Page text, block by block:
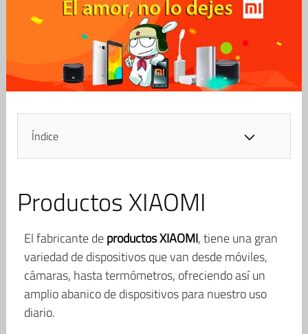
Índice
Productos XIAOMI
El fabricante deproductos XIAOMI, tiene una gran
variedad de dispositivos que van desde móviles,
cámaras, hasta termómetros, ofreciendo así un
amplio abanico de dispositivos para nuestro uso
diario.